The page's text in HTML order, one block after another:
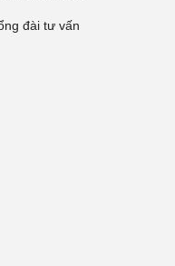
đài tư vấn